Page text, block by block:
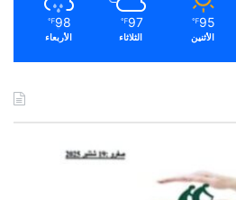
95
℉
الأثنين
97
℉
الثلاثاء
98
℉
الأربعاء